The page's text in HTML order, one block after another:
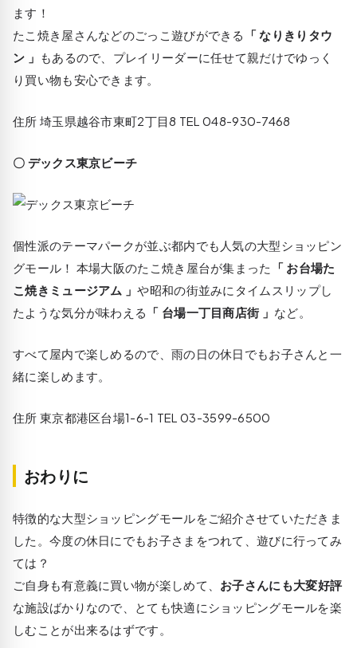
ます！
たこ焼き屋さんなどのごっこ遊びができる
「 なりきりタウ
ン 」 もあるので、プレイリーダーに任せて親だけでゆっく
り買い物も安心できます。
住所 埼玉県越谷市東町2丁目8 TEL 048-930-7468
〇 デックス東京ビーチ
個性派のテーマパークが並ぶ都内でも人気の大型ショッピン
グモール！ 本場大阪のたこ焼き屋台が集まった
「 お台場た
こ焼きミュージアム 」や昭和の街並みにタイムスリップし
たような気分が味わえる 「 台場一丁目商店街 」 など。
すべて屋内で楽しめるので、雨の日の休日でもお子さんと一
緒に楽しめます。
住所 東京都港区台場1-6-1 TEL 03-3599-6500
おわりに
特徴的な大型ショッピングモールをご紹介させていただきま
した。今度の休日にでもお子さまをつれて、遊びに行ってみ
ては？
ご自身も有意義に買い物が楽しめて、 お子さんにも大変好評
な施設ばかりなので、とても快適にショッピングモールを楽
しむことが出来るはずです。